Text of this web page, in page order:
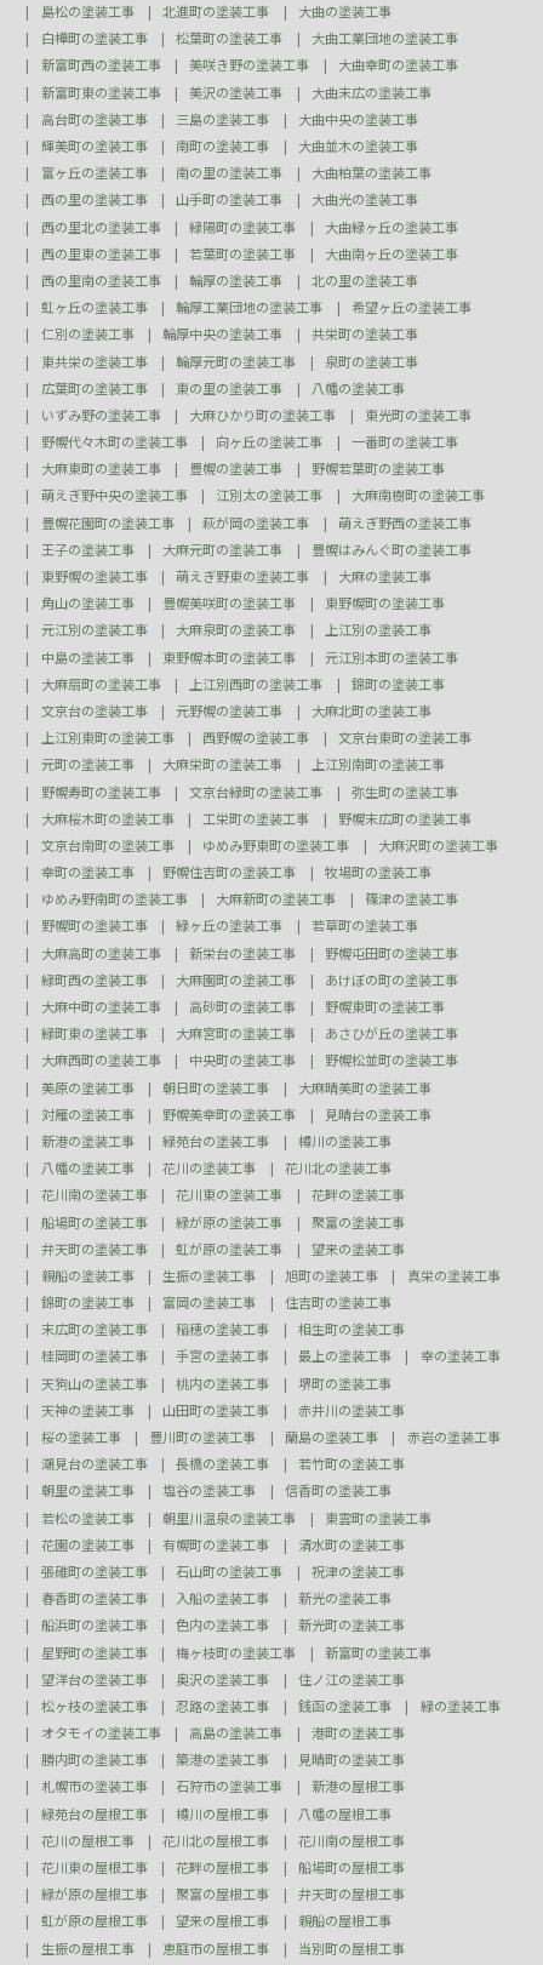
島松の塗装工事
北進町の塗装工事
大曲の塗装工事
白樺町の塗装工事
松葉町の塗装工事
大曲工業団地の塗装工事
新富町西の塗装工事
美咲き野の塗装工事
大曲幸町の塗装工事
新富町東の塗装工事
美沢の塗装工事
大曲末広の塗装工事
高台町の塗装工事
三島の塗装工事
大曲中央の塗装工事
輝美町の塗装工事
南町の塗装工事
大曲並木の塗装工事
富ヶ丘の塗装工事
南の里の塗装工事
大曲柏葉の塗装工事
西の里の塗装工事
山手町の塗装工事
大曲光の塗装工事
西の里北の塗装工事
緑陽町の塗装工事
大曲緑ヶ丘の塗装工事
西の里東の塗装工事
若葉町の塗装工事
大曲南ヶ丘の塗装工事
西の里南の塗装工事
輪厚の塗装工事
北の里の塗装工事
虹ヶ丘の塗装工事
輪厚工業団地の塗装工事
希望ヶ丘の塗装工事
仁別の塗装工事
輪厚中央の塗装工事
共栄町の塗装工事
東共栄の塗装工事
輪厚元町の塗装工事
泉町の塗装工事
広葉町の塗装工事
東の里の塗装工事
八幡の塗装工事
いずみ野の塗装工事
大麻ひかり町の塗装工事
東光町の塗装工事
野幌代々木町の塗装工事
向ヶ丘の塗装工事
一番町の塗装工事
大麻東町の塗装工事
豊幌の塗装工事
野幌若葉町の塗装工事
萌えぎ野中央の塗装工事
江別太の塗装工事
大麻南樹町の塗装工事
豊幌花園町の塗装工事
萩が岡の塗装工事
萌えぎ野西の塗装工事
王子の塗装工事
大麻元町の塗装工事
豊幌はみんぐ町の塗装工事
東野幌の塗装工事
萌えぎ野東の塗装工事
大麻の塗装工事
角山の塗装工事
豊幌美咲町の塗装工事
東野幌町の塗装工事
元江別の塗装工事
大麻泉町の塗装工事
上江別の塗装工事
中島の塗装工事
東野幌本町の塗装工事
元江別本町の塗装工事
大麻扇町の塗装工事
上江別西町の塗装工事
錦町の塗装工事
文京台の塗装工事
元野幌の塗装工事
大麻北町の塗装工事
上江別東町の塗装工事
西野幌の塗装工事
文京台東町の塗装工事
元町の塗装工事
大麻栄町の塗装工事
上江別南町の塗装工事
野幌寿町の塗装工事
文京台緑町の塗装工事
弥生町の塗装工事
大麻桜木町の塗装工事
工栄町の塗装工事
野幌末広町の塗装工事
文京台南町の塗装工事
ゆめみ野東町の塗装工事
大麻沢町の塗装工事
幸町の塗装工事
野幌住吉町の塗装工事
牧場町の塗装工事
ゆめみ野南町の塗装工事
大麻新町の塗装工事
篠津の塗装工事
野幌町の塗装工事
緑ヶ丘の塗装工事
若草町の塗装工事
大麻高町の塗装工事
新栄台の塗装工事
野幌屯田町の塗装工事
緑町西の塗装工事
大麻園町の塗装工事
あけぼの町の塗装工事
大麻中町の塗装工事
高砂町の塗装工事
野幌東町の塗装工事
緑町東の塗装工事
大麻宮町の塗装工事
あさひが丘の塗装工事
大麻西町の塗装工事
中央町の塗装工事
野幌松並町の塗装工事
美原の塗装工事
朝日町の塗装工事
大麻晴美町の塗装工事
対雁の塗装工事
野幌美幸町の塗装工事
見晴台の塗装工事
新港の塗装工事
緑苑台の塗装工事
樽川の塗装工事
八幡の塗装工事
花川の塗装工事
花川北の塗装工事
花川南の塗装工事
花川東の塗装工事
花畔の塗装工事
船場町の塗装工事
緑が原の塗装工事
聚富の塗装工事
弁天町の塗装工事
虹が原の塗装工事
望来の塗装工事
親船の塗装工事
生振の塗装工事 旭町の塗装工事
真栄の塗装工事
錦町の塗装工事
富岡の塗装工事
住吉町の塗装工事
末広町の塗装工事
稲穂の塗装工事
相生町の塗装工事
桂岡町の塗装工事
手宮の塗装工事 最上の塗装工事
幸の塗装工事
天狗山の塗装工事
桃内の塗装工事
堺町の塗装工事
天神の塗装工事
山田町の塗装工事
赤井川の塗装工事
桜の塗装工事
豊川町の塗装工事 蘭島の塗装工事
赤岩の塗装工事
潮見台の塗装工事
長橋の塗装工事
若竹町の塗装工事
朝里の塗装工事
塩谷の塗装工事
信香町の塗装工事
若松の塗装工事
朝里川温泉の塗装工事
東雲町の塗装工事
花園の塗装工事
有幌町の塗装工事
清水町の塗装工事
張碓町の塗装工事
石山町の塗装工事
祝津の塗装工事
春香町の塗装工事
入船の塗装工事
新光の塗装工事
船浜町の塗装工事
色内の塗装工事
新光町の塗装工事
星野町の塗装工事
梅ヶ枝町の塗装工事
新富町の塗装工事
望洋台の塗装工事
奥沢の塗装工事
住ノ江の塗装工事
松ヶ枝の塗装工事
忍路の塗装工事 銭函の塗装工事
緑の塗装工事
オタモイの塗装工事
高島の塗装工事
港町の塗装工事
勝内町の塗装工事
築港の塗装工事
見晴町の塗装工事
札幌市の塗装工事
石狩市の塗装工事
新港の屋根工事
緑苑台の屋根工事
樽川の屋根工事
八幡の屋根工事
花川の屋根工事
花川北の屋根工事
花川南の屋根工事
花川東の屋根工事
花畔の屋根工事
船場町の屋根工事
緑が原の屋根工事
聚富の屋根工事
弁天町の屋根工事
虹が原の屋根工事
望来の屋根工事
親船の屋根工事
生振の屋根工事
恵庭市の屋根工事
当別町の屋根工事